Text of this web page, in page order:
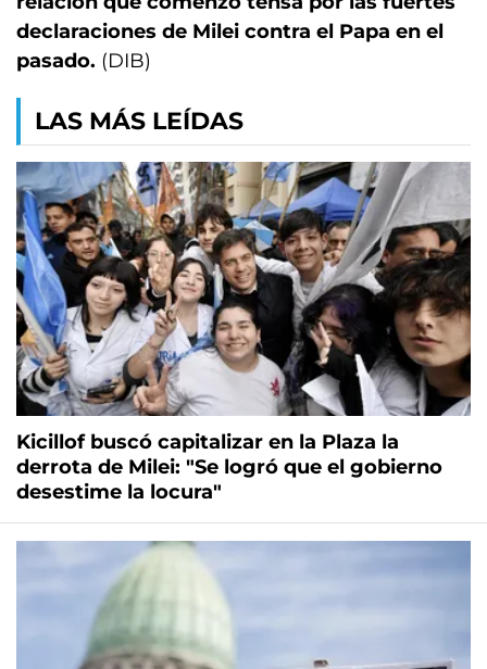
declaraciones de Milei contra el Papa en el
pasado. (DIB)
LAS MÁS LEÍDAS
Kicillof buscó capitalizar en la Plaza la
derrota de Milei: "Se logró que el gobierno
desestime la locura"